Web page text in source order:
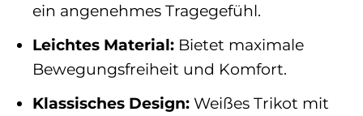
ein angenehmes Tragegefühl.
Leichtes Material:Bietet maximale
Bewegungsfreiheit und Komfort.
Klassisches Design:Weißes Trikot mit